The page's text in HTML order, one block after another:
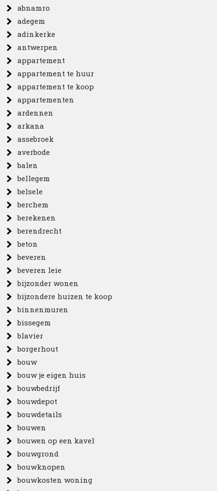
abnamro
adegem
adinkerke
antwerpen
appartement
appartement te huur
appartement te koop
appartementen
ardennen
arkana
assebroek
averbode
balen
bellegem
belsele
berchem
berekenen
berendrecht
beton
beveren
beveren leie
bijzonder wonen
bijzondere huizen te koop
binnenmuren
bissegem
blavier
borgerhout
bouw
bouw je eigen huis
bouwbedrijf
bouwdepot
bouwdetails
bouwen
bouwen op een kavel
bouwgrond
bouwknopen
bouwkosten woning